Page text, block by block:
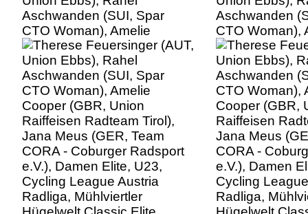
Aschwanden (SUI, Spar
CTO Woman), Amelie
Cooper (GBR, Union
Raiffeisen Radteam Tirol),
Jana Meus (GER, Team
CORA - Coburger Radsport
e.V.), Damen Elite, U23,
Cycling League Austria
Radliga, Mühlviertler
Hügelwelt Classic Elite
Damen, Königswiesen, OÖ
Aschwanden
CTO Woman),
Cooper (GBR,
Raiffeisen
Jana Meus
CORA -
e.V.), Damen
Cycling
Radliga,
Hügelwelt
Damen,